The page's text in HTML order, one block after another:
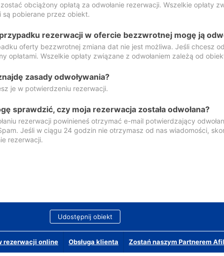
obciążony opłatą za odwołanie rezerwacji. Wszelkie opłaty
są pobierane przez obiekt.
rezerwacji w ofercie bezzwrotnej mogę ją
oferty bezzwrotnej zmiana dat nie jest możliwa. Jeśli chcesz
opłatami. Wszelkie opłaty związane z odwołaniem zależą od
zasady odwoływania?
je w potwierdzeniu rezerwacji.
sprawdzić, czy moja rezerwacja została odwołana?
rezerwacji powinieneś otrzymać e-mail potwierdzający
Jeśli w ciągu 24 godzin nie otrzymasz od nas wiadomości,
rezerwacji.
Udostępnij obiekt
rezerwacji online Obsługa klienta Zostań naszym Partnerem